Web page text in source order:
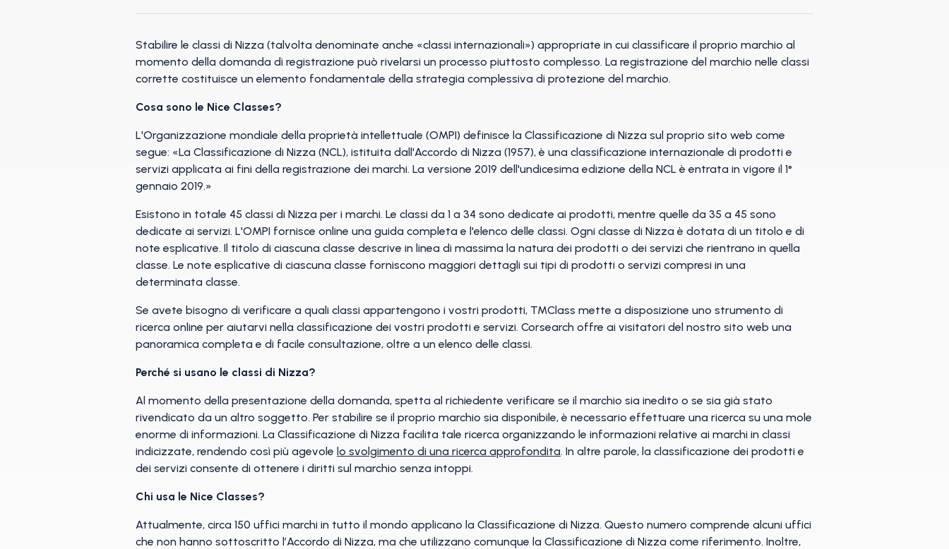
Stabilire le classi di Nizza (talvolta denominate anche «classi internazionali») appropriate in cui classificare il proprio marchio al
momento della domanda di registrazione può rivelarsi un processo piuttosto complesso. La registrazione del marchio nelle classi
corrette costituisce un elemento fondamentale della strategia complessiva di protezione del marchio.
Cosa sono le Nice Classes?
L'Organizzazione mondiale della proprietà intellettuale (OMPI) definisce la Classificazione di Nizza sul proprio sito web come
segue: «La Classificazione di Nizza (NCL), istituita dall'Accordo di Nizza (1957), è una classificazione internazionale di prodotti e
servizi applicata ai fini della registrazione dei marchi. La versione 2019 dell'undicesima edizione della NCL è entrata in vigore il 1°
gennaio 2019.»
Esistono in totale 45 classi di Nizza per i marchi. Le classi da 1 a 34 sono dedicate ai prodotti, mentre quelle da 35 a 45 sono
dedicate ai servizi. L'OMPI fornisce online una guida completa e l'elenco delle classi. Ogni classe di Nizza è dotata di un titolo e di
note esplicative. Il titolo di ciascuna classe descrive in linea di massima la natura dei prodotti o dei servizi che rientrano in quella
classe. Le note esplicative di ciascuna classe forniscono maggiori dettagli sui tipi di prodotti o servizi compresi in una
determinata classe.
Se avete bisogno di verificare a quali classi appartengono i vostri prodotti, TMClass mette a disposizione uno strumento di
ricerca online per aiutarvi nella classificazione dei vostri prodotti e servizi. Corsearch offre ai visitatori del nostro sito web una
panoramica completa e di facile consultazione, oltre a un elenco delle classi.
Perché si usano le classi di Nizza?
Al momento della presentazione della domanda, spetta al richiedente verificare se il marchio sia inedito o se sia già stato
rivendicato da un altro soggetto. Per stabilire se il proprio marchio sia disponibile, è necessario effettuare una ricerca su una mole
enorme di informazioni. La Classificazione di Nizza facilita tale ricerca organizzando le informazioni relative ai marchi in classi
indicizzate, rendendo così più agevole lo svolgimento di una ricerca approfondita. In altre parole, la classificazione dei prodotti e
dei servizi consente di ottenere i diritti sul marchio senza intoppi.
Chi usa le Nice Classes?
Attualmente, circa 150 uffici marchi in tutto il mondo applicano la Classificazione di Nizza. Questo numero comprende alcuni uffici
che non hanno sottoscritto l’Accordo di Nizza, ma che utilizzano comunque la Classificazione di Nizza come riferimento. Inoltre,